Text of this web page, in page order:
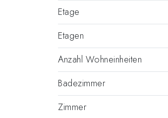
Etage
Etagen
Anzahl Wohneinheiten
Badezimmer
Zimmer